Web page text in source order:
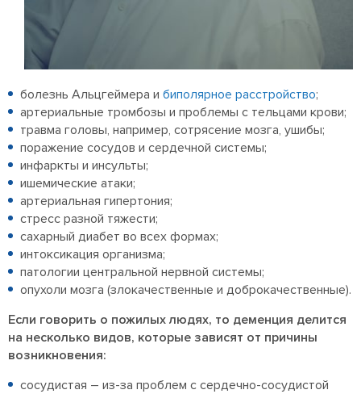
болезнь Альцгеймера и биполярное расстройство;
артериальные тромбозы и проблемы с тельцами крови;
травма головы, например, сотрясение мозга, ушибы;
поражение сосудов и сердечной системы;
инфаркты и инсульты;
ишемические атаки;
артериальная гипертония;
стресс разной тяжести;
сахарный диабет во всех формах;
интоксикация организма;
патологии центральной нервной системы;
опухоли мозга (злокачественные и доброкачественные).
Если говорить о пожилых людях, то деменция делится
на несколько видов, которые зависят от причины
возникновения:
сосудистая – из-за проблем с сердечно-сосудистой